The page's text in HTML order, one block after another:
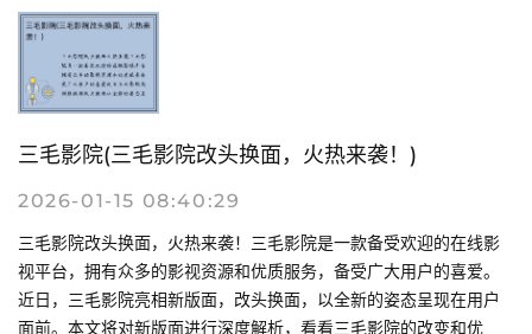
三毛影院(三毛影院改头换面，火热来袭！)
2026-01-15 08:40:29
三毛影院改头换面，火热来袭！三毛影院是一款备受欢迎的在线影
视平台，拥有众多的影视资源和优质服务，备受广大用户的喜爱。
近日，三毛影院亮相新版面，改头换面，以全新的姿态呈现在用户
面前。本文将对新版面进行深度解析，看看三毛影院的改变和优